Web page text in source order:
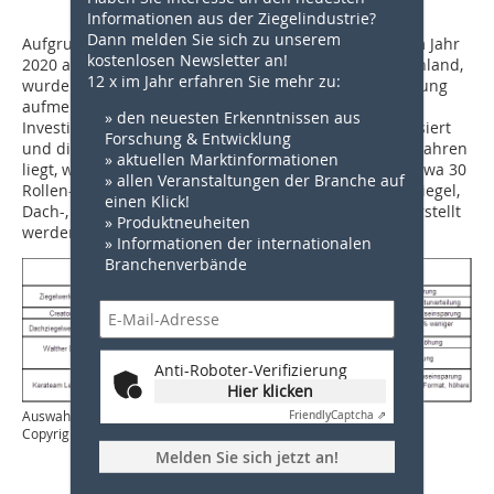
Aufgrund der erfolgreichen Tests der Beschichtung im Jahr
2020 am Institut für Ziegelforschung in Essen, Deutschland,
wurden mehrere Kunden in Europa auf die Beschichtung
aufmerksam. Aufgrund der Tatsache, dass sich die
Investition in der Regel innerhalb eines Jahres amortisiert
und die Emisshield®-Produktlebensdauer bei 5 bis 7 Jahren
liegt, wurden in den letzten zwei Jahren europaweit etwa 30
Rollen- und Tunnelöfen beschichtet, in denen Mauerziegel,
Dach-, Wand- und Bodenfliesen oder Blumentöpfe herstellt
werden.
Auswahl an Referenzen aus Deutschland
Copyright: CRESS B.V.
Informationen aus der Ziegelindustrie?
Dann melden Sie sich zu unserem
kostenlosen Newsletter an!
12 x im Jahr erfahren Sie mehr zu:
» den neuesten Erkenntnissen aus
Forschung & Entwicklung
» aktuellen Marktinformationen
» allen Veranstaltungen der Branche auf
einen Klick!
» Produktneuheiten
» Informationen der internationalen
Branchenverbände
Anti-Roboter-Verifizierung
Hier klicken
FriendlyCaptcha ⇗
Melden Sie sich jetzt an!